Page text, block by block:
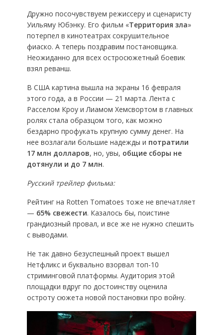
Дружно посочувствуем режиссеру и сценаристу
Уильяму Юбэнку. Его фильм «Территория зла»
потерпел в кинотеатрах сокрушительное
фиаско. А теперь поздравим постановщика.
Неожиданно для всех остросюжетный боевик
взял реванш.
В США картина вышла на экраны 16 февраля
этого года, а в России — 21 марта. Лента с
Расселом Кроу и Лиамом Хемсвортом в главных
ролях стала образцом того, как можно
бездарно профукать крупную сумму денег. На
нее возлагали большие надежды и потратили
17 млн долларов, но, увы, общие сборы не
дотянули и до 7 млн.
Русский трейлер фильма:
Рейтинг на Rotten Tomatoes тоже не впечатляет
— 65% свежести. Казалось бы, поистине
грандиозный провал, и все же не нужно спешить
с выводами.
Не так давно безуспешный проект вышел
Нетфликс и буквально взорвал топ-10
стриминговой платформы. Аудитория этой
площадки вдруг по достоинству оценила
остроту сюжета новой постановки про войну.